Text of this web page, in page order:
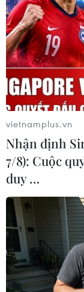
#Quan hệ
#Chế độ diệt
#Tin tức hot
vietnamplus.vn
Nhận định
7/8): Cuộc
duy …